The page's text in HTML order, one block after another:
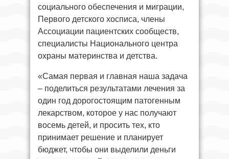
социального обеспечения и миграции,
Первого детского хосписа, члены
Ассоциации пациентских сообществ,
специалисты Национального центра
охраны материнства и детства.
«Самая первая и главная наша задача
– поделиться результатами лечения за
один год дорогостоящим патогенным
лекарством, которое у нас получают
восемь детей, и просить тех, кто
принимает решение и планирует
бюджет, чтобы они выделили деньги